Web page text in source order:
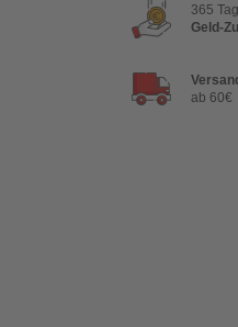
365
Geld-
ab 60€